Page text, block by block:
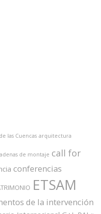
las Cuencas arquitectura
de montaje call for
conferencias
ETSAM
de la intervención